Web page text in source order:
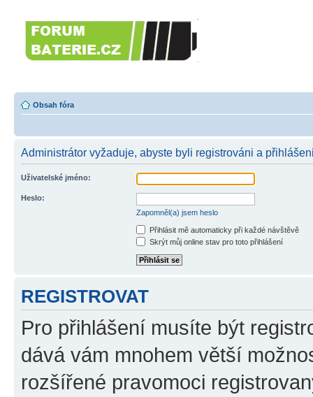
Obsah fóra
Administrátor vyžaduje, abyste byli registrováni a
Uživatelské jméno:
Heslo:
Zapomněl(a) jsem heslo
Přihlásit mě automaticky při každé návštěvě
Skrýt můj online stav pro toto přihlášení
REGISTROVAT
Pro přihlášení musíte být
dává vám mnohem větší
rozšířené pravomoci